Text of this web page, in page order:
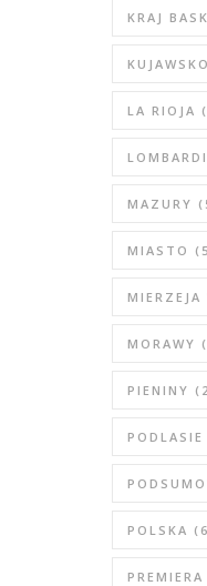
KRAJ
LA RIOJA
MAZURY
MIASTO
MIERZEJA
MORAWY
PIENINY
PODLASIE
POLSKA
PREMIERA